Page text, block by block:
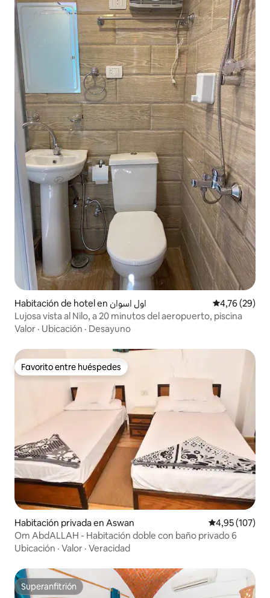
Habitación de hotel en اول اسوان Calificación
4,76 (29)
Lujosa vista al Nilo, a 20 minutos del aeropuerto, piscina
Valor · Ubicación · Desayuno
Favorito entre huéspedes
Favorito entre huéspedes
Habitación privada en Aswan Calificación
4,95 (107)
Om AbdALLAH - Habitación doble con baño privado 6
Ubicación · Valor · Veracidad
Superanfitrión
Superanfitrión